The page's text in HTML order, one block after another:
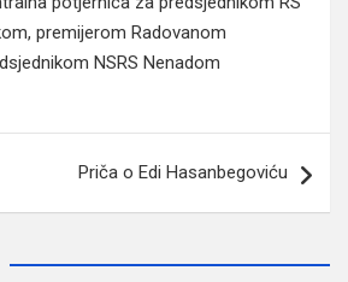
premijerom Radovanom
NSRS Nenadom
Priča o Edi Hasanbegoviću